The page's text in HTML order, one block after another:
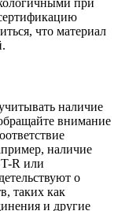
при
что материал
наличие
внимание
наличие
R или
о
таких как
и другие